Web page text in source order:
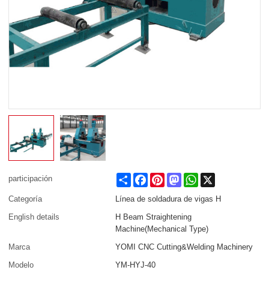
participación Share FacebookPinterestMastodonWhatsApp
Categoría
Línea de soldadura de vigas H
English details
H Beam Straightening
Machine(Mechanical Type)
Marca
YOMI CNC Cutting&Welding Machinery
Modelo
YM-HYJ-40